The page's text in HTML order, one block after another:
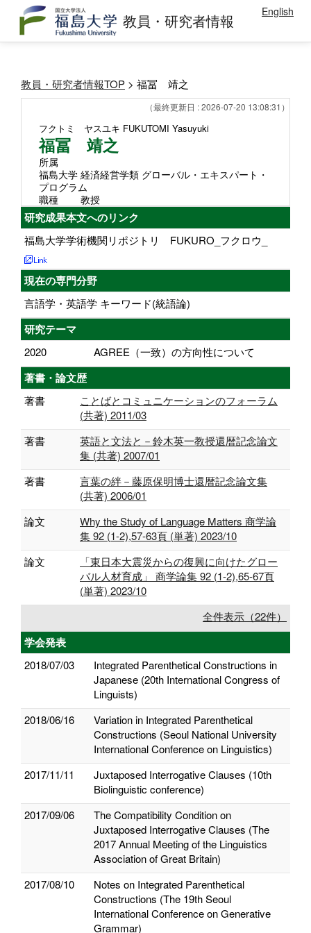
教員・研究者情報 English
教員・研究者情報TOP > 福冨 靖之
（最終更新日 : 2026-07-20 13:08:31）
フクトミ ヤスユキ FUKUTOMI Yasuyuki
福冨 靖之
所属
福島大学 経済経営学類 グローバル・エキスパート・
プログラム
職種
教授
研究成果本文へのリンク
福島大学学術機関リポジトリ FUKURO_フクロウ_
現在の専門分野
言語学・英語学 キーワード(統語論)
研究テーマ
2020 AGREE（一致）の方向性について
著書・論文歴
著書
ことばとコミュニケーションのフォーラム
(共著) 2011/03
著書
英語と文法と－鈴木英一教授還暦記念論文
集 (共著) 2007/01
著書
言葉の絆－藤原保明博士還暦記念論文集
(共著) 2006/01
論文
Why the Study of Language Matters 商学論
集 92 (1-2),57-63頁 (単著) 2023/10
論文
「東日本大震災からの復興に向けたグロー
バル人材育成」 商学論集 92 (1-2),65-67頁
(単著) 2023/10
全件表示（22件）
学会発表
2018/07/03
Integrated Parenthetical Constructions in
Japanese (20th International Congress of
Linguists)
2018/06/16
Variation in Integrated Parenthetical
Constructions (Seoul National University
International Conference on Linguistics)
2017/11/11
Juxtaposed Interrogative Clauses (10th
Biolinguistic conference)
2017/09/06
The Compatibility Condition on
Juxtaposed Interrogative Clauses (The
2017 Annual Meeting of the Linguistics
Association of Great Britain)
2017/08/10
Notes on Integrated Parenthetical
Constructions (The 19th Seoul
International Conference on Generative
Grammar)